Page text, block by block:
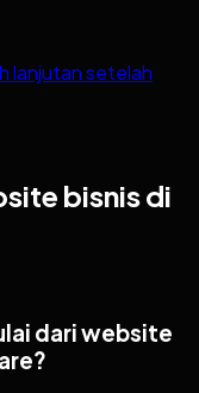
lanjutan setelah
bisnis di
dari website